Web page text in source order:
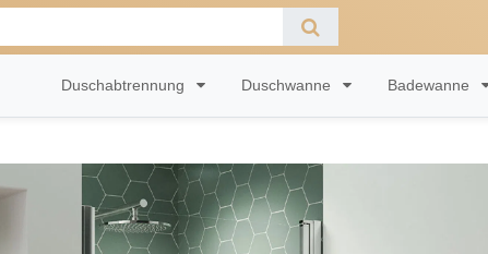
Duschabtrennung Duschwanne Badewanne